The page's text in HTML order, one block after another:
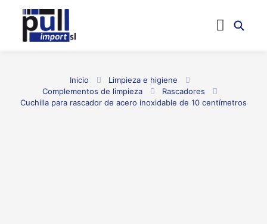
Inicio
Limpieza e higiene
Complementos de limpieza
Rascadores
Cuchilla para rascador de acero inoxidable de 10 centímetros